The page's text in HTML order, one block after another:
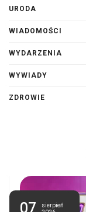
URODA
WIADOMOŚCI
WYDARZENIA
WYWIADY
ZDROWIE
07
sierpień